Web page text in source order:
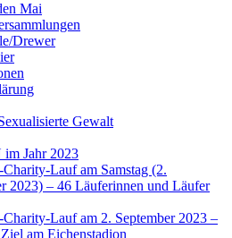
Mai
Drewer
Gewalt
im Jahr 2023
Lauf am Samstag (2.
2023) – 46 Läuferinnen und Läufer
Lauf am 2. September 2023 –
am Eichenstadion